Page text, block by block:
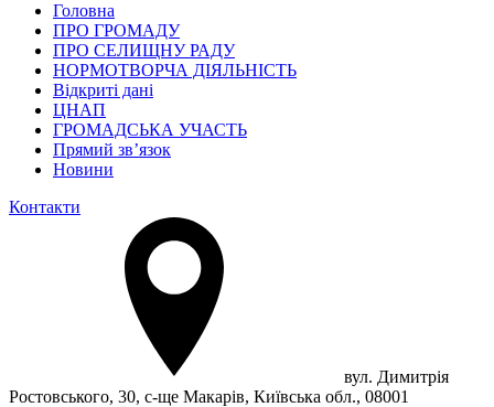
Головна
ПРО ГРОМАДУ
ПРО СЕЛИЩНУ РАДУ
НОРМОТВОРЧА ДІЯЛЬНІСТЬ
Відкриті дані
ЦНАП
ГРОМАДСЬКА УЧАСТЬ
Прямий зв’язок
Новини
Контакти
вул. Димитрія
Ростовського, 30, с-ще Макарів, Київська обл., 08001